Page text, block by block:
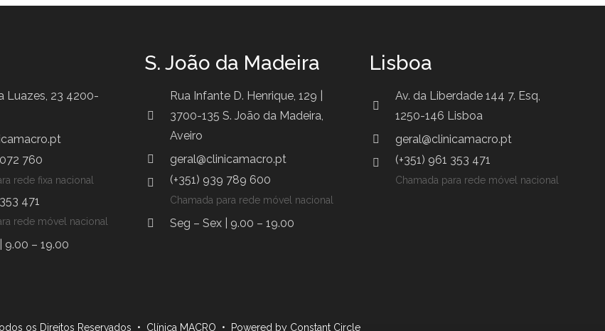
Luazes, 23 4200-
760
rede fixa nacional
471
rede móvel nacional
9.00 – 19.00
S. João da Madeira
Rua Infante D. Henrique, 129 |
3700-135 S. João da Madeira,
Aveiro
geral@clinicamacro.pt
(+351) 939 789 600
Chamada para rede móvel nacional
Seg – Sex | 9.00 – 19.00
Lisboa
Av. da Liberdade 144 7. Esq,
1250-146 Lisboa
geral@clinicamacro.pt
(+351) 961 353 471
Chamada para rede móvel nacional
os Direitos Reservados • Clínica MACRO • Powered by Constant Circle